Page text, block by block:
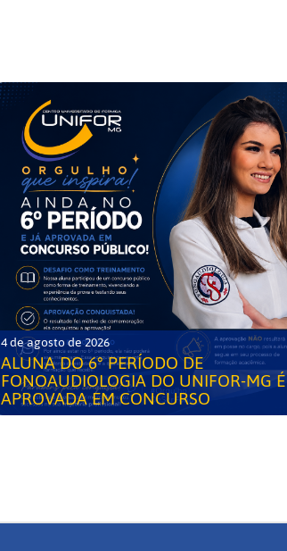
4 de agosto de 2026
ALUNA DO 6° PERÍODO DE
FONOAUDIOLOGIA DO UNIFOR-MG É
APROVADA EM CONCURSO